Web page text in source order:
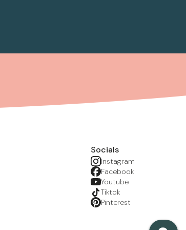
Socials
Instagram
Facebook
Youtube
Tiktok
Pinterest